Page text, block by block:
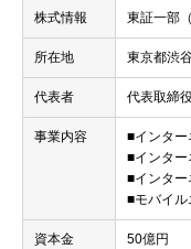
株式情報 東証一部
所在地 東京都渋
代表者 代表取締
事業内容
■インター
■インター
■インター
■モバイル
資本金 50億円